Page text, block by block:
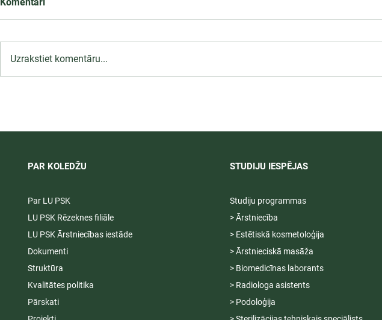
12.09.2026.
Komentāri
Uzrakstiet komentāru...
PAR KOLEDŽU
Par LU PSK
LU PSK Rēzeknes filiāle
LU PSK Ārstniecības iestāde
Dokumenti
Struktūra
Kvalitātes politika
Pārskati
STUDIJU IESPĒJAS
Studiju programmas
> Ārstniecība
> Estētiskā kosmetoloģija
> Ārstnieciskā masāža
> Biomedicīnas laborants
> Radiologa asistents
> Podoloģija